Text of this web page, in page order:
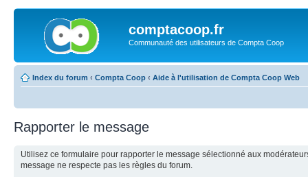
comptacoop.fr
Communauté des utilisateurs de Compta Coop
Index du forum ‹ Compta Coop ‹ Aide à l'utilisation de Compta Coop Web
Rapporter le message
Utilisez ce formulaire pour rapporter le message sélectionné aux
message ne respecte pas les règles du forum.